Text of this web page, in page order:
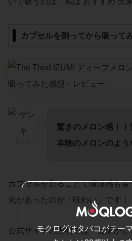
カプセルを割ってから吸って
驚きのメロン感！
本物のメロンのよう
カプセルを割ることで清涼感も
化があったのが「味わい」です！
公式サイトの説明では「昔懐か
モクログはタバコがテー